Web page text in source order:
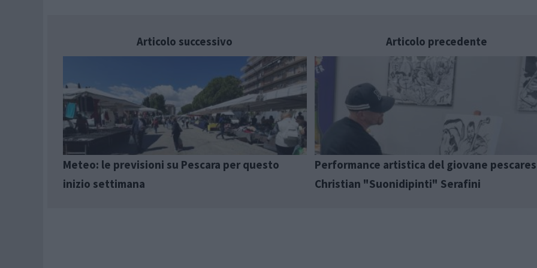
Articolo successivo
Meteo: le previsioni su Pescara per questo
inizio settimana
Articolo precedente
Performance artistica del giovane
Christian "Suonidipinti" Serafini